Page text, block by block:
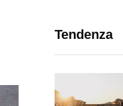
Tendenza